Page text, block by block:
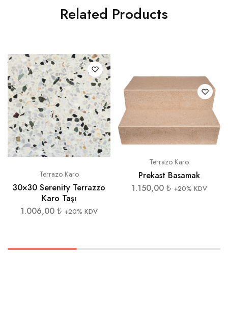
Related Products
Terrazo Karo
30×30 Serenity Terrazzo
Karo Taşı
1.006,00 ₺ +20% KDV
Terrazo Karo
Prekast Basamak
1.150,00 ₺ +20% KDV